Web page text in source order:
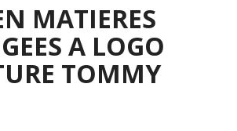
MATIERES
A LOGO
TOMMY